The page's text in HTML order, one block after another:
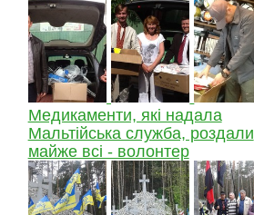
Медикаменти, які надала
Мальтійська служба, роздали
майже всі - волонтер